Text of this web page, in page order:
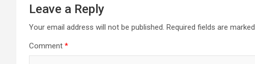
Leave a Reply
Your email address will not be published. Required fields are marked
Comment *